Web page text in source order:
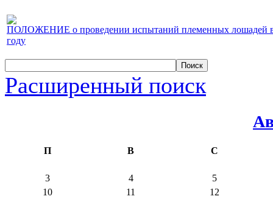
ПОЛОЖЕНИЕ о проведении испытаний племенных лошадей
году
Расширенный поиск
П В С
3 4
5
10
11
12